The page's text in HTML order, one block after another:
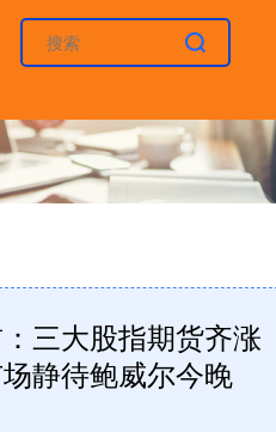
三大股指期货齐涨
静待鲍威尔今晚